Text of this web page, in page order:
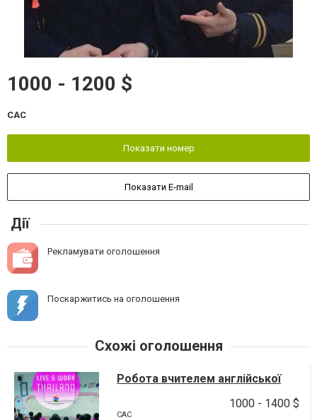
1000 - 1200 $
CAC
Показати номер
Показати E-mail
Дії
Рекламувати оголошення
Поскаржитись на оголошення
Схожі оголошення
Робота вчителем англійської
1000 - 1400 $
CAC